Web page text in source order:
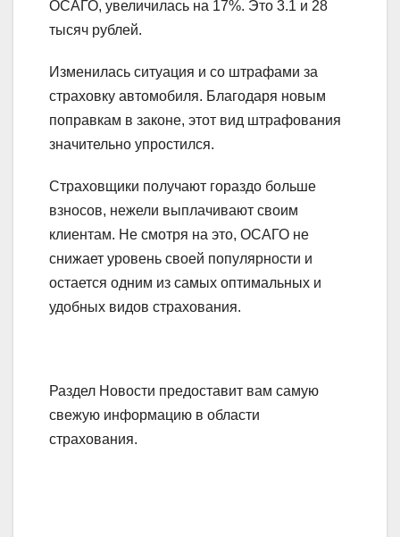
ОСАГО, увеличилась на 17%. Это 3.1 и 28
тысяч рублей.
Изменилась ситуация и со штрафами за
страховку автомобиля. Благодаря новым
поправкам в законе, этот вид штрафования
значительно упростился.
Страховщики получают гораздо больше
взносов, нежели выплачивают своим
клиентам. Не смотря на это, ОСАГО не
снижает уровень своей популярности и
остается одним из самых оптимальных и
удобных видов страхования.
Раздел Новости предоставит вам самую
свежую информацию в области
страхования.